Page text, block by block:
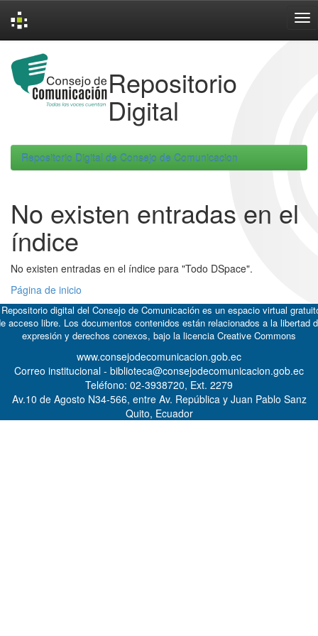
navigation
Repositorio
Digital
Repositorio Digital de Consejo de Comunicacion
No existen entradas en el
índice
No existen entradas en el índice para "Todo DSpace".
Página de inicio
digital del Consejo de Comunicación es un espacio virtual
acceso libre. Los documentos contenidos están relacionados a la libertad
expresión y derechos conexos, bajo la licencia Creative Commons
www.consejodecomunicacion.gob.ec
Correo institucional - biblioteca@consejodecomunicacion.gob.ec
Teléfono: 02-3938720, Ext. 2279
Av.10 de Agosto N34-566, entre Av. República y Juan Pablo Sanz
Quito, Ecuador